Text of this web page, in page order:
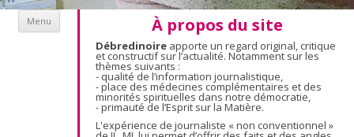
À propos du site
Débredinoire apporte un regard original, critique
et constructif sur l’actualité. Notamment sur les
thèmes suivants :
- qualité de l’information journalistique,
- place des médecines complémentaires et des
minorités spirituelles dans notre démocratie,
- primauté de l’Esprit sur la Matière.
L'expérience de journaliste « non conventionnel »
Menu Aller au contenu